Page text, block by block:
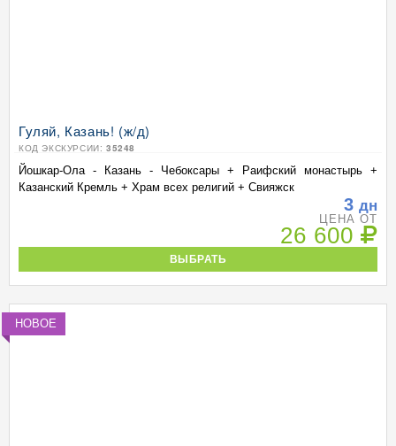
Гуляй, Казань! (ж/д)
КОД ЭКСКУРСИИ: 35248
Йошкар-Ола - Казань - Чебоксары + Раифский монастырь +
Казанский Кремль + Храм всех религий + Свияжск
3 дн
ЦЕНА ОТ
26 600
ВЫБРАТЬ
НОВОЕ